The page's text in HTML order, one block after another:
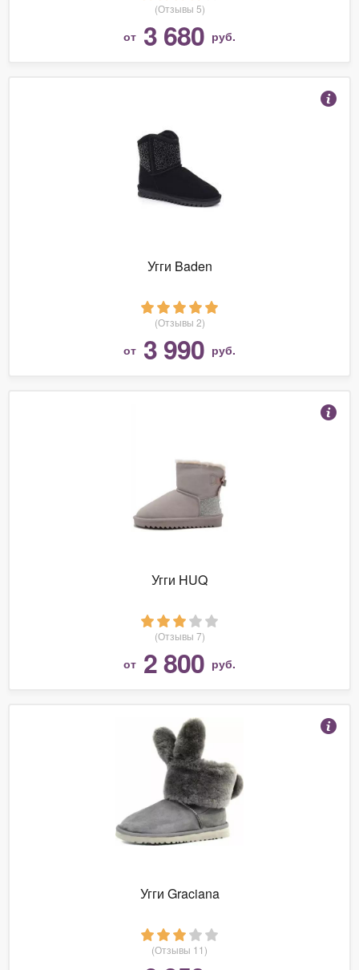
(Отзывы 5)
от 3 680 руб.
Угги Baden
(Отзывы 2)
от 3 990 руб.
Угги HUQ
(Отзывы 7)
от 2 800 руб.
Угги Graciana
(Отзывы 11)